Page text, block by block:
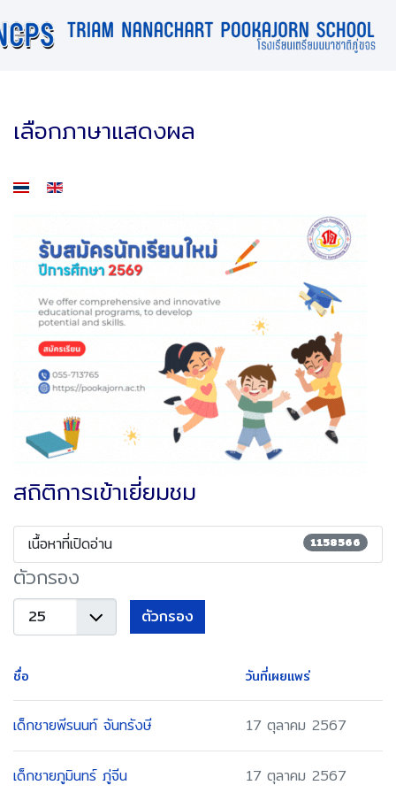
เลือกภาษาแสดงผล
เลือกภาษาของคุณ
สถิติการเข้าเยี่ยมชม
เนื้อหาที่เปิดอ่าน 1158566
ตัวกรอง
แสดง
#
ตัวกรอง
ชื่อ วันที่เผยแพร่
เด็กชายพีรนนท์ จันทรังษี 17 ตุลาคม 2567
เด็กชายภูมินทร์ ภู่จีน 17 ตุลาคม 2567